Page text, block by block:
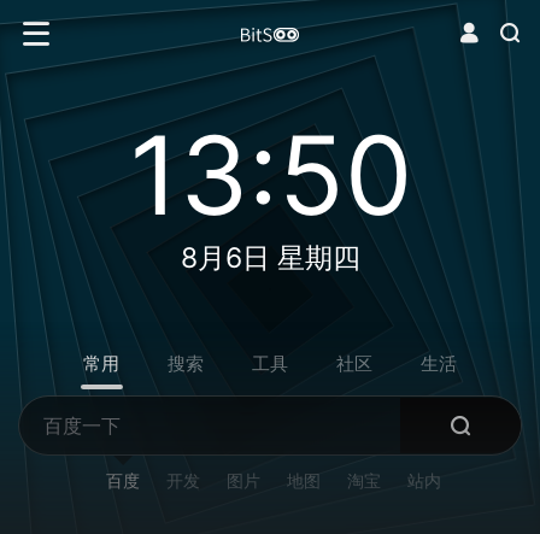
13:50
8月6日 星期四
常用 搜索 工具 社区 生活
百度 开发 图片 地图 淘宝 站内